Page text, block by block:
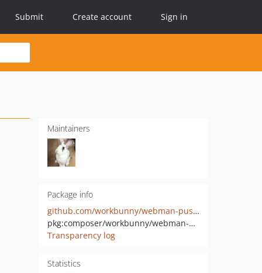
Submit Create account Sign in
Maintainers
Package info
github.com/workbunny/webman-push-server
pkg:composer/workbunny/webman-push-server
Transparency log
Statistics